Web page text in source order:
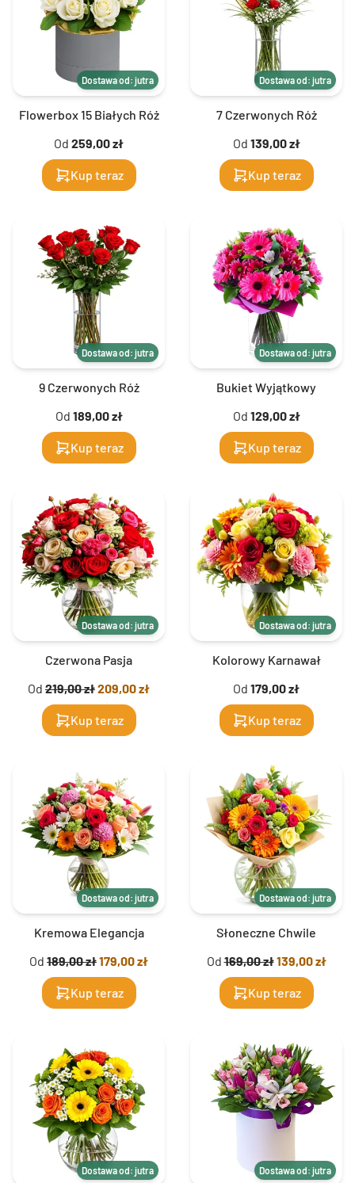
Dostawa od: jutra
Flowerbox 15 Białych Róż
Od 259,00 zł
Kup teraz
Dostawa od: jutra
7 Czerwonych Róż
Od 139,00 zł
Kup teraz
Dostawa od: jutra
9 Czerwonych Róż
Od 189,00 zł
Kup teraz
Dostawa od: jutra
Bukiet Wyjątkowy
Od 129,00 zł
Kup teraz
Dostawa od: jutra
Czerwona Pasja
Od 219,00 zł209,00 zł
Kup teraz
Dostawa od: jutra
Kolorowy Karnawał
Od 179,00 zł
Kup teraz
Dostawa od: jutra
Kremowa Elegancja
Od 189,00 zł179,00 zł
Kup teraz
Dostawa od: jutra
Słoneczne Chwile
Od169,00 zł139,00 zł
Kup teraz
Dostawa od: jutra Dostawa od: jutra